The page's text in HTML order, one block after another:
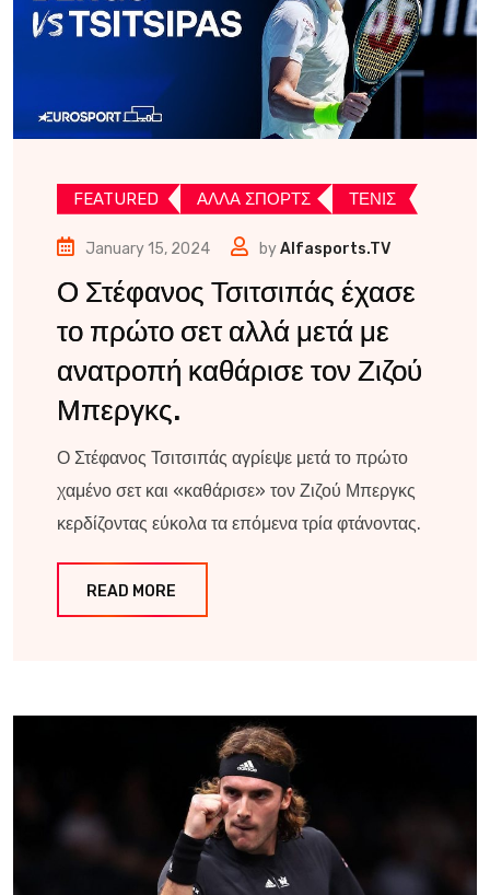
FEATURED ΑΛΛΑ ΣΠΟΡΤΣ ΤΕΝΙΣ
January 15, 2024 byAlfasports.TV
Ο Στέφανος Τσιτσιπάς έχασε
το πρώτο σετ αλλά μετά με
ανατροπή καθάρισε τον Ζιζού
Μπεργκς.
Ο Στέφανος Τσιτσιπάς αγρίεψε μετά το πρώτο
χαμένο σετ και «καθάρισε» τον Ζιζού Μπεργκς
κερδίζοντας εύκολα τα επόμενα τρία φτάνοντας.
READ MORE